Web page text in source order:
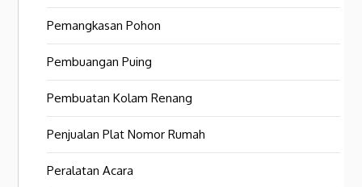
Pemangkasan Pohon
Pembuangan Puing
Pembuatan Kolam Renang
Penjualan Plat Nomor Rumah
Peralatan Acara